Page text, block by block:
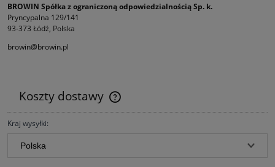
BROWIN Spółka z ograniczoną odpowiedzialnością Sp. k.
Pryncypalna 129/141
93-373 Łódź, Polska
browin@browin.pl
Koszty dostawy
Cena nie zawiera ewentualnych kosztów płatności
Kraj wysyłki: